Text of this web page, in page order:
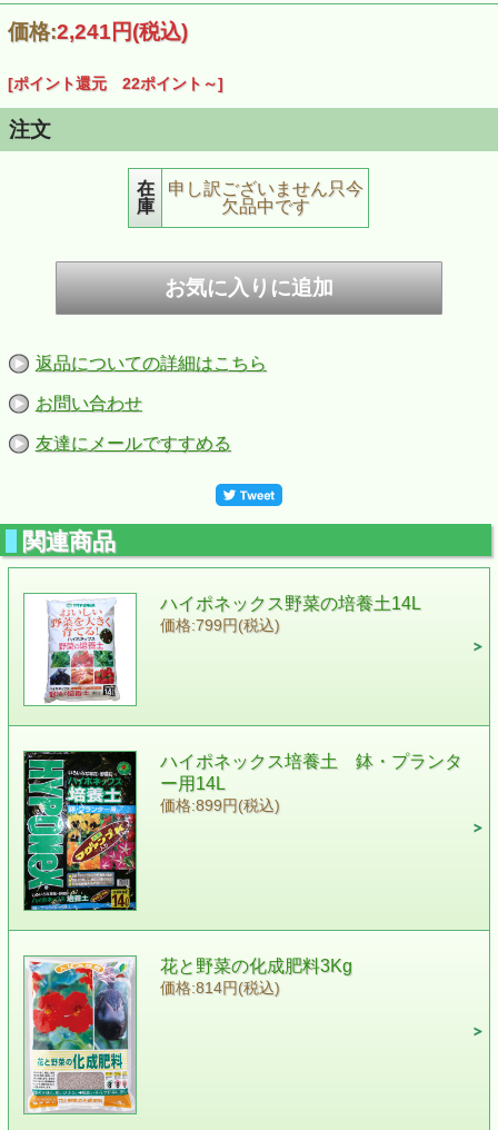
価格:2,241円(税込)
[ポイント還元 22ポイント～]
注文
在
庫
申し訳ございません只今
欠品中です
返品についての詳細はこちら
お問い合わせ
友達にメールですすめる
関連商品
ハイポネックス野菜の培養土14L
価格:799円(税込)
ハイポネックス培養土 鉢・プランタ
ー用14L
価格:899円(税込)
花と野菜の化成肥料3Kg
価格:814円(税込)